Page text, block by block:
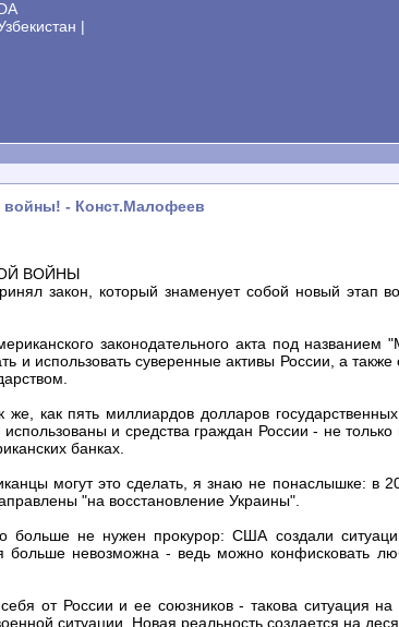
|
войны! - Конст.Малофеев
ВОЙНЫ
закон, который знаменует собой новый этап
законодательного акта под
и использовать суверенные активы России, а
же, как пять миллиардов долларов
и средства граждан России - не
банках.
могут это сделать, я знаю не понаслышке: в
"на восстановление Украины".
больше не нужен прокурор: США создали
больше невозможна - ведь можно конфисковать
от России и ее союзников - такова ситуация
ситуации. Новая реальность создается на